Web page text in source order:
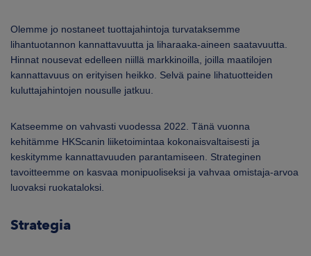
Olemme jo nostaneet tuottajahintoja turvataksemme
lihantuotannon kannattavuutta ja liharaaka-aineen saatavuutta.
Hinnat nousevat edelleen niillä markkinoilla, joilla maatilojen
kannattavuus on erityisen heikko. Selvä paine lihatuotteiden
kuluttajahintojen nousulle jatkuu.
Katseemme on vahvasti vuodessa 2022. Tänä vuonna
kehitämme HKScanin liiketoimintaa kokonaisvaltaisesti ja
keskitymme kannattavuuden parantamiseen. Strateginen
tavoitteemme on kasvaa monipuoliseksi ja vahvaa omistaja-arvoa
luovaksi ruokataloksi.
Strategia